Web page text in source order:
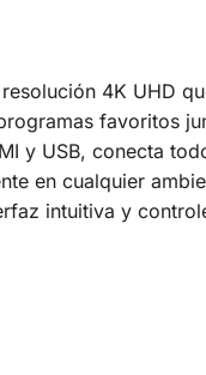
4K UHD
favoritos
y USB, conecta
en cualquier
intuitiva y